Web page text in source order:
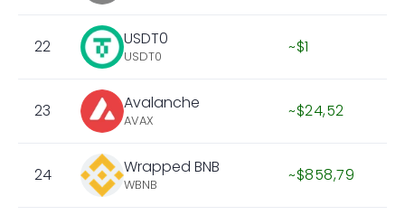
22 USDT0
USDT0 ~$1
23 Avalanche
AVAX ~$24,52
24 Wrapped BNB
WBNB ~$858,79